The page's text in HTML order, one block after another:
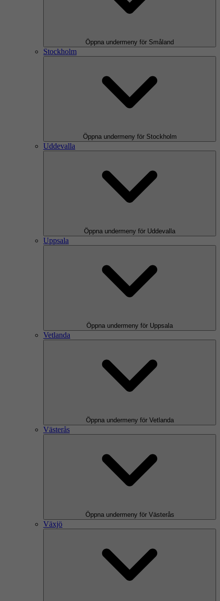
Öppna undermeny för Småland
Stockholm
Öppna undermeny för Stockholm
Uddevalla
Öppna undermeny för Uddevalla
Uppsala
Öppna undermeny för Uppsala
Vetlanda
Öppna undermeny för Vetlanda
Västerås
Öppna undermeny för Västerås
Växjö